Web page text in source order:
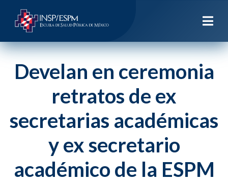
Develan en ceremonia
retratos de ex
secretarias académicas
y ex secretario
académico de la ESPM